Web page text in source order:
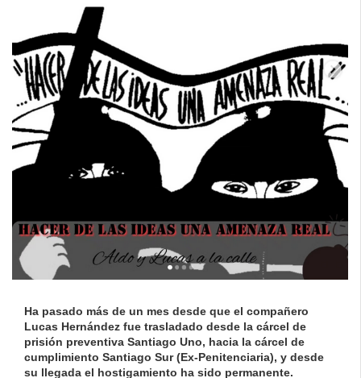
Ha pasado más de un mes desde que el compañero
Lucas Hernández fue trasladado desde la cárcel de
prisión preventiva Santiago Uno, hacia la cárcel de
cumplimiento Santiago Sur (Ex-Penitenciaria), y desde
su llegada el hostigamiento ha sido permanente.